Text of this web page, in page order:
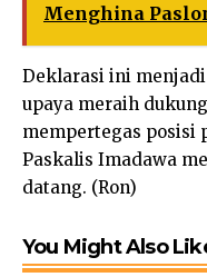
Menghina
Deklarasi ini
upaya meraih
mempertegas posisi
Paskalis Imadawa
datang. (Ron)
You Might Also